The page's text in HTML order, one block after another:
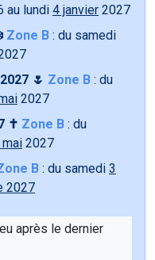
au lundi 4 janvier 2027
Zone B : du samedi
🌷 Zone B : du
2027
✝️ Zone B : du
2027
B : du samedi 3
2027
après le dernier